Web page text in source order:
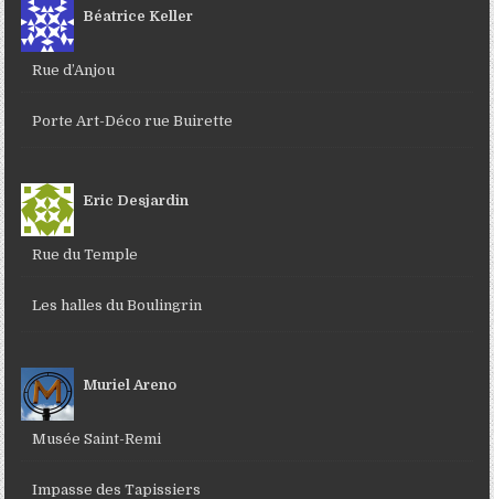
Béatrice Keller
Rue d’Anjou
Porte Art-Déco rue Buirette
Eric Desjardin
Rue du Temple
Les halles du Boulingrin
Muriel Areno
Musée Saint-Remi
Impasse des Tapissiers